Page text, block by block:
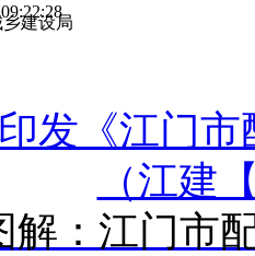
建设局
发《江门
（江建
解：江门市